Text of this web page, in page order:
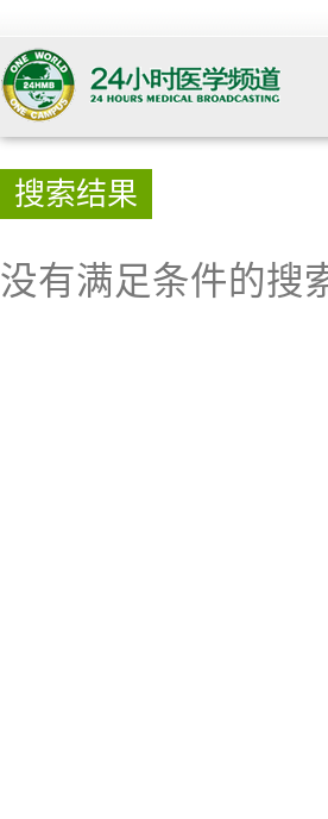
搜索结果
没有满足条件的搜